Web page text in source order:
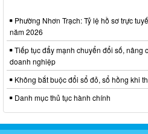
Phường Nhơn Trạch: Tỷ lệ hồ sơ trực
năm 2026
Tiếp tục đẩy mạnh chuyển đổi số, nâng
doanh nghiệp
Không bắt buộc đổi sổ đỏ, sổ hồng khi
Danh mục thủ tục hành chính